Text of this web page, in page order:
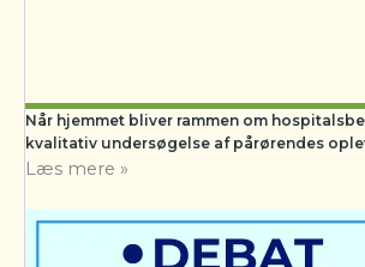
Når hjemmet bliver rammen om
kvalitativ undersøgelse af pårørendes
Læs mere »